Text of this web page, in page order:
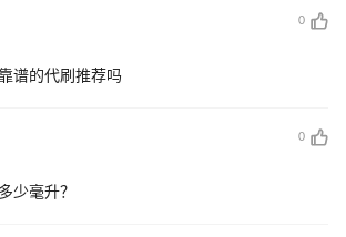
0
谱的代刷推荐吗
0
少毫升？